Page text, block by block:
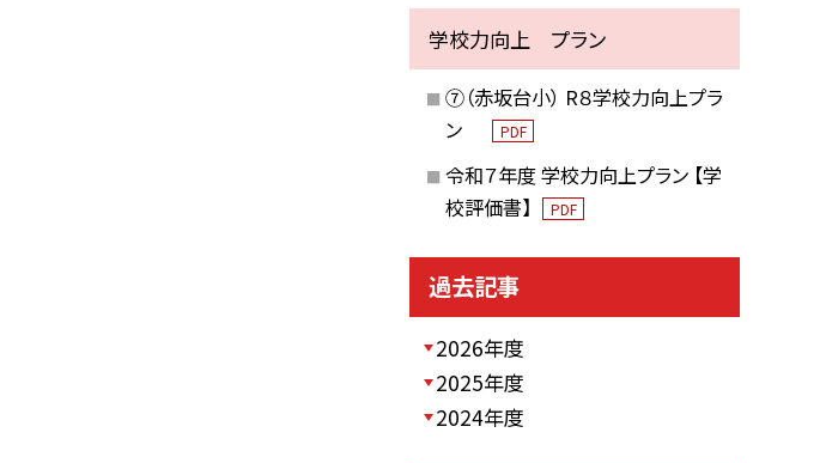
学校力向上 プラン
⑦（赤坂台小） R８学校力向上プラ
ン
PDF
令和７年度 学校力向上プラン 【学
校評価書】
PDF
過去記事
2026年度
2025年度
2024年度